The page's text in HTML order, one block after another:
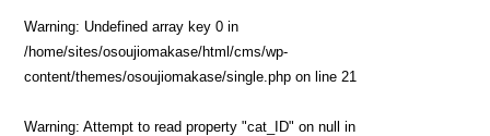
Warning: Undefined array key 0 in
/home/sites/osoujiomakase/html/cms/wp-
content/themes/osoujiomakase/single.php on line 21
Warning: Attempt to read property "cat_ID" on null in